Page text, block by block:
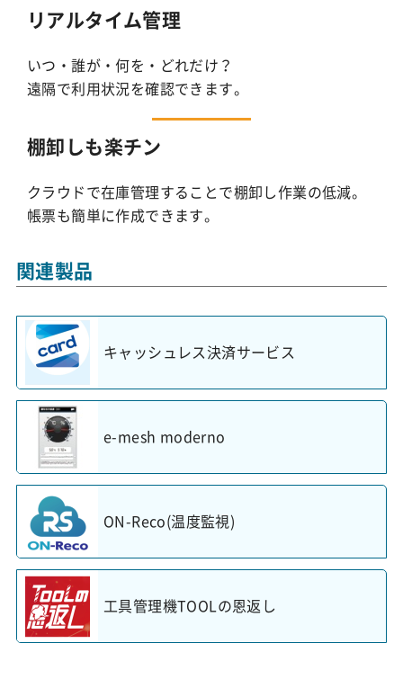
リアルタイム管理
いつ・誰が・何を・どれだけ？
遠隔で利用状況を確認できます。
棚卸しも楽チン
クラウドで在庫管理することで棚卸し作業の低減。
帳票も簡単に作成できます。
関連製品
キャッシュレス決済サービス
e-mesh moderno
ON-Reco(温度監視)
工具管理機TOOLの恩返し